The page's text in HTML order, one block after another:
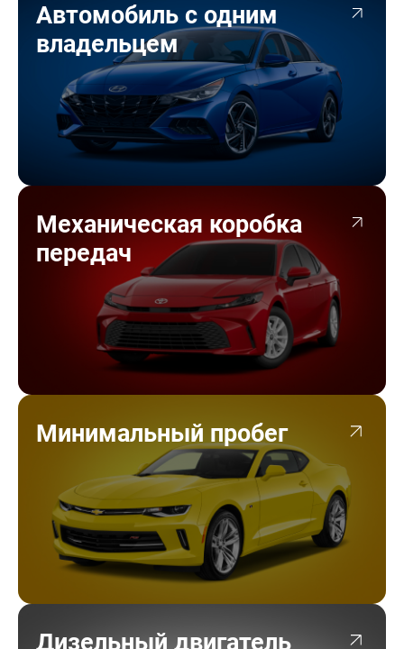
Автомобиль с одним
владельцем
Механическая коробка
передач
Минимальный пробег
Дизельный двигатель